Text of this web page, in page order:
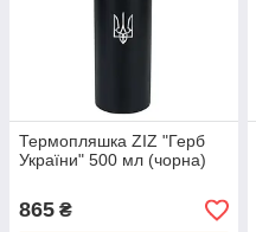
Термопляшка ZIZ "Герб
України" 500 мл (чорна)
865 ₴